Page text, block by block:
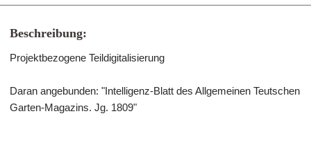
Beschreibung:
Projektbezogene Teildigitalisierung
Daran angebunden: "Intelligenz-Blatt des Allgemeinen Teutschen
Garten-Magazins. Jg. 1809"